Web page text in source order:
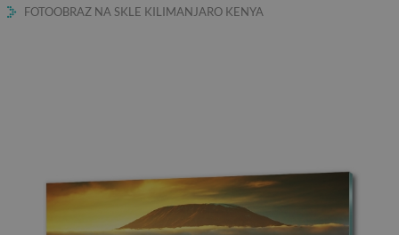
FOTOOBRAZ NA SKLE KILIMANJARO KENYA